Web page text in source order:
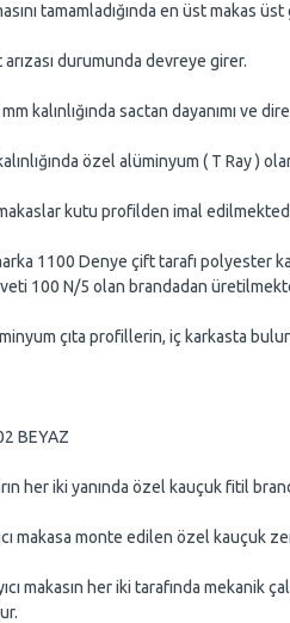
en üst makas üst
durumunda devreye girer.
sactan dayanımı ve
özel alüminyum ( T Ray )
kutu profilden imal edilmektedir.
çift tarafı polyester kaplı,
100 N/5 olan brandadan
çıta profillerin, iç karkasta
BEYAZ
iki yanında özel kauçuk fitil
monte edilen özel kauçuk
makasın her iki tarafında mekanik